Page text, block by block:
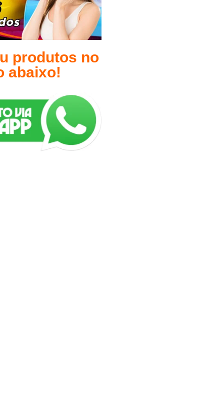
produtos no
abaixo!